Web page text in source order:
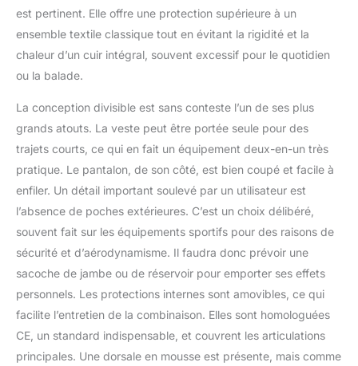
est pertinent. Elle offre une protection supérieure à un
ensemble textile classique tout en évitant la rigidité et la
chaleur d’un cuir intégral, souvent excessif pour le quotidien
ou la balade.
La conception divisible est sans conteste l’un de ses plus
grands atouts. La veste peut être portée seule pour des
trajets courts, ce qui en fait un équipement deux-en-un très
pratique. Le pantalon, de son côté, est bien coupé et facile à
enfiler. Un détail important soulevé par un utilisateur est
l’absence de poches extérieures. C’est un choix délibéré,
souvent fait sur les équipements sportifs pour des raisons de
sécurité et d’aérodynamisme. Il faudra donc prévoir une
sacoche de jambe ou de réservoir pour emporter ses effets
personnels. Les protections internes sont amovibles, ce qui
facilite l’entretien de la combinaison. Elles sont homologuées
CE, un standard indispensable, et couvrent les articulations
principales. Une dorsale en mousse est présente, mais comme